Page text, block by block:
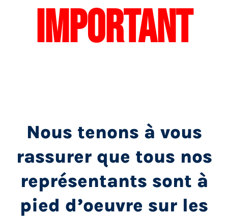
IMPORTANT
Nous tenons à vous
rassurer que tous nos
représentants sont à
pied d’oeuvre sur les